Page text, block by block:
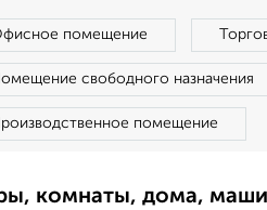
помещение
свободного назначения
помещение
комнаты, дома,